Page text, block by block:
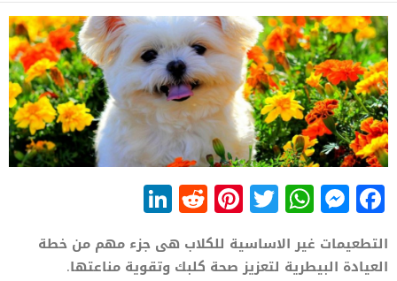
Facebook
Messenger
WhatsApp
Twitter
Pinterest
Reddit
التطعيمات غير الاساسية للكلاب هى جزء مهم من خطة
العيادة البيطرية لتعزيز صحة كلبك وتقوية مناعتها.